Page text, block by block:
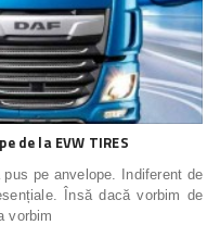
de la EVW TIRES
pe anvelope. Indiferent de
Însă dacă vorbim de
vorbim